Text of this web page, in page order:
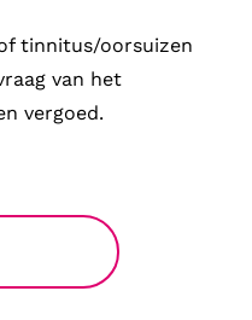
tinnitus/oorsuizen
van het
vergoed.